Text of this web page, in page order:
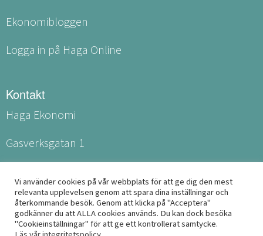
Ekonomibloggen
Logga in på Haga Online
Kontakt
Haga Ekonomi
Gasverksgatan 1
info@haga-ekonomi.se
Vi använder cookies på vår webbplats för att ge dig den mest
relevanta upplevelsen genom att spara dina inställningar och
återkommande besök. Genom att klicka på "Acceptera"
godkänner du att ALLA cookies används. Du kan dock besöka
"Cookieinställningar" för att ge ett kontrollerat samtycke.